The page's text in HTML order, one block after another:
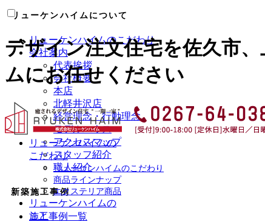
デザイン注文住宅を佐久市
ムにお任せください
リューケンハイムの
こだわり
リューケンハイムのこだわり
商品ラインナップ
エクステリア商品
リューケンハイムの
こと
リューケンハイムについて
リューケンハイムのこだわり
会社案内
代表挨拶
会社概要
本店
北軽井沢店
経営理念・行動理念
モデルハウス
アクセスマップ
スタッフ紹介
職人紹介
新築施工事例
施工事例一覧